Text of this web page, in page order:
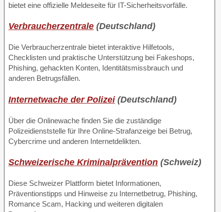
bietet eine offizielle Meldeseite für IT-Sicherheitsvorfälle.
Verbraucherzentrale (Deutschland)
Die Verbraucherzentrale bietet interaktive Hilfetools,
Checklisten und praktische Unterstützung bei Fakeshops,
Phishing, gehackten Konten, Identitätsmissbrauch und
anderen Betrugsfällen.
Internetwache der Polizei(Deutschland)
Über die Onlinewache finden Sie die zuständige
Polizeidienststelle für Ihre Online-Strafanzeige bei Betrug,
Cybercrime und anderen Internetdelikten.
Schweizerische Kriminalprävention (Schweiz)
Diese Schweizer Plattform bietet Informationen,
Präventionstipps und Hinweise zu Internetbetrug, Phishing,
Romance Scam, Hacking und weiteren digitalen